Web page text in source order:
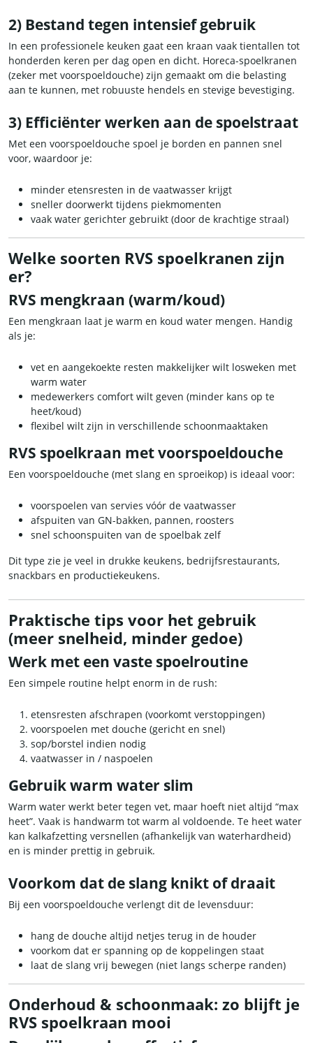
2) Bestand tegen intensief gebruik
In een professionele keuken gaat een kraan vaak tientallen tot
honderden keren per dag open en dicht. Horeca-spoelkranen
(zeker met voorspoeldouche) zijn gemaakt om die belasting
aan te kunnen, met robuuste hendels en stevige bevestiging.
3) Efficiënter werken aan de spoelstraat
Met een voorspoeldouche spoel je borden en pannen snel
voor, waardoor je:
minder etensresten in de vaatwasser krijgt
sneller doorwerkt tijdens piekmomenten
vaak water gerichter gebruikt (door de krachtige straal)
Welke soorten RVS spoelkranen zijn
er?
RVS mengkraan (warm/koud)
Een mengkraan laat je warm en koud water mengen. Handig
als je:
vet en aangekoekte resten makkelijker wilt losweken met
warm water
medewerkers comfort wilt geven (minder kans op te
heet/koud)
flexibel wilt zijn in verschillende schoonmaaktaken
RVS spoelkraan met voorspoeldouche
Een voorspoeldouche (met slang en sproeikop) is ideaal voor:
voorspoelen van servies vóór de vaatwasser
afspuiten van GN-bakken, pannen, roosters
snel schoonspuiten van de spoelbak zelf
Dit type zie je veel in drukke keukens, bedrijfsrestaurants,
snackbars en productiekeukens.
Praktische tips voor het gebruik
(meer snelheid, minder gedoe)
Werk met een vaste spoelroutine
Een simpele routine helpt enorm in de rush:
etensresten afschrapen (voorkomt verstoppingen)
voorspoelen met douche (gericht en snel)
sop/borstel indien nodig
vaatwasser in / naspoelen
Gebruik warm water slim
Warm water werkt beter tegen vet, maar hoeft niet altijd “max
heet”. Vaak is handwarm tot warm al voldoende. Te heet water
kan kalkafzetting versnellen (afhankelijk van waterhardheid)
en is minder prettig in gebruik.
Voorkom dat de slang knikt of draait
Bij een voorspoeldouche verlengt dit de levensduur:
hang de douche altijd netjes terug in de houder
voorkom dat er spanning op de koppelingen staat
laat de slang vrij bewegen (niet langs scherpe randen)
Onderhoud & schoonmaak: zo blijft je
RVS spoelkraan mooi